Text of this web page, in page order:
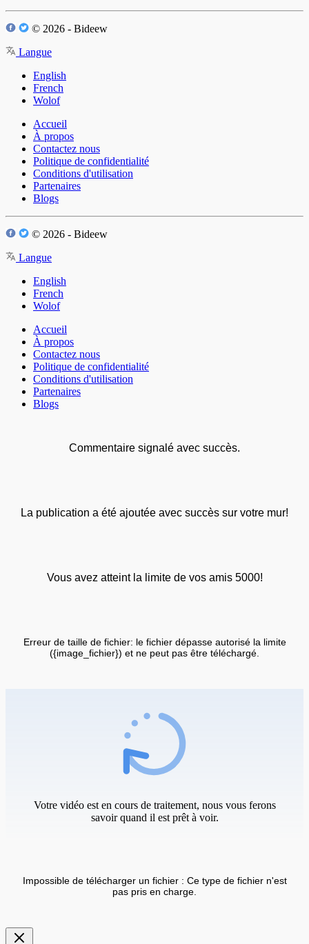
© 2026 - Bideew
Langue
English
French
Wolof
Accueil
À propos
Contactez nous
Politique de confidentialité
Conditions d'utilisation
Partenaires
Blogs
© 2026 - Bideew
Langue
English
French
Wolof
Accueil
À propos
Contactez nous
Politique de confidentialité
Conditions d'utilisation
Partenaires
Blogs
Commentaire signalé avec succès.
La publication a été ajoutée avec succès sur votre mur!
Vous avez atteint la limite de vos amis 5000!
Erreur de taille de fichier: le fichier dépasse autorisé la limite
({image_fichier}) et ne peut pas être téléchargé.
Votre vidéo est en cours de traitement, nous vous ferons
savoir quand il est prêt à voir.
Impossible de télécharger un fichier : Ce type de fichier n'est
pas pris en charge.